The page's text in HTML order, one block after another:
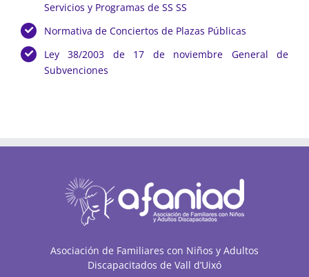
Servicios y Programas de SS SS
Normativa de Conciertos de Plazas Públicas
Ley 38/2003 de 17 de noviembre General de
Subvenciones
Asociación de Familiares con Niños y Adultos
Discapacitados de Vall d’Uixó